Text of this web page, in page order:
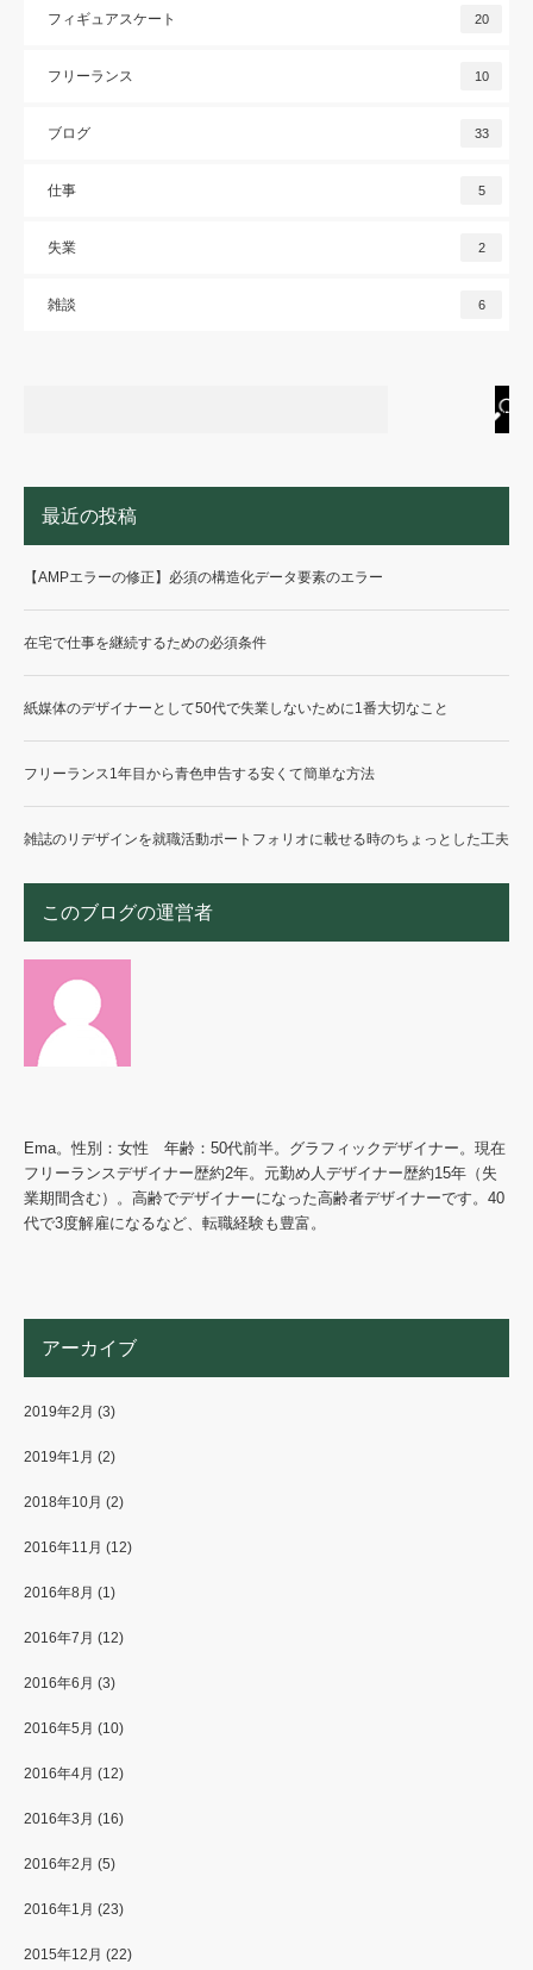
フィギュアスケート 20
フリーランス 10
ブログ 33
仕事 5
失業 2
雑談 6
最近の投稿
【AMPエラーの修正】必須の構造化データ要素のエラー
在宅で仕事を継続するための必須条件
紙媒体のデザイナーとして50代で失業しないために1番大切なこと
フリーランス1年目から青色申告する安くて簡単な方法
雑誌のリデザインを就職活動ポートフォリオに載せる時のちょっとした工夫
このブログの運営者
Ema。性別：女性 年齢：50代前半。グラフィックデザイナー。現在
フリーランスデザイナー歴約2年。元勤め人デザイナー歴約15年（失
業期間含む）。高齢でデザイナーになった高齢者デザイナーです。40
代で3度解雇になるなど、転職経験も豊富。
アーカイブ
2019年2月 (3)
2019年1月 (2)
2018年10月 (2)
2016年11月 (12)
2016年8月 (1)
2016年7月 (12)
2016年6月 (3)
2016年5月 (10)
2016年4月 (12)
2016年3月 (16)
2016年2月 (5)
2016年1月 (23)
2015年12月 (22)